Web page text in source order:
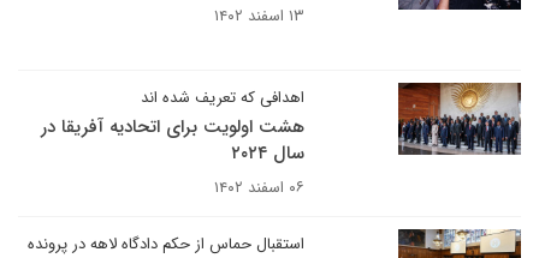
۱۳ اسفند ۱۴۰۲
اهدافی که تعریف شده اند
هشت اولویت برای اتحادیه آفریقا در
سال ۲۰۲۴
۰۶ اسفند ۱۴۰۲
استقبال حماس از حکم دادگاه لاهه در پرونده